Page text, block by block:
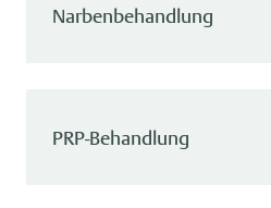
Narbenbehandlung
PRP-Behandlung